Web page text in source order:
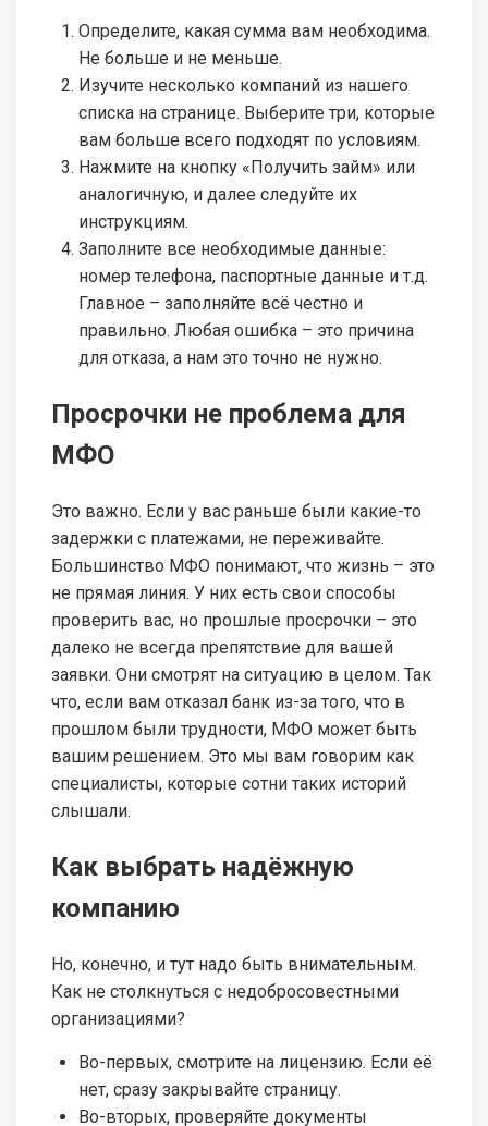
Определите, какая сумма вам необходима.
Не больше и не меньше.
Изучите несколько компаний из нашего
списка на странице. Выберите три, которые
вам больше всего подходят по условиям.
Нажмите на кнопку «Получить займ» или
аналогичную, и далее следуйте их
инструкциям.
Заполните все необходимые данные:
номер телефона, паспортные данные и т.д.
Главное – заполняйте всё честно и
правильно. Любая ошибка – это причина
для отказа, а нам это точно не нужно.
Просрочки не проблема для
МФО
Это важно. Если у вас раньше были какие-то
задержки с платежами, не переживайте.
Большинство МФО понимают, что жизнь – это
не прямая линия. У них есть свои способы
проверить вас, но прошлые просрочки – это
далеко не всегда препятствие для вашей
заявки. Они смотрят на ситуацию в целом. Так
что, если вам отказал банк из-за того, что в
прошлом были трудности, МФО может быть
вашим решением. Это мы вам говорим как
специалисты, которые сотни таких историй
слышали.
Как выбрать надёжную
компанию
Но, конечно, и тут надо быть внимательным.
Как не столкнуться с недобросовестными
организациями?
Во-первых, смотрите на лицензию. Если её
нет, сразу закрывайте страницу.
Во-вторых, проверяйте документы